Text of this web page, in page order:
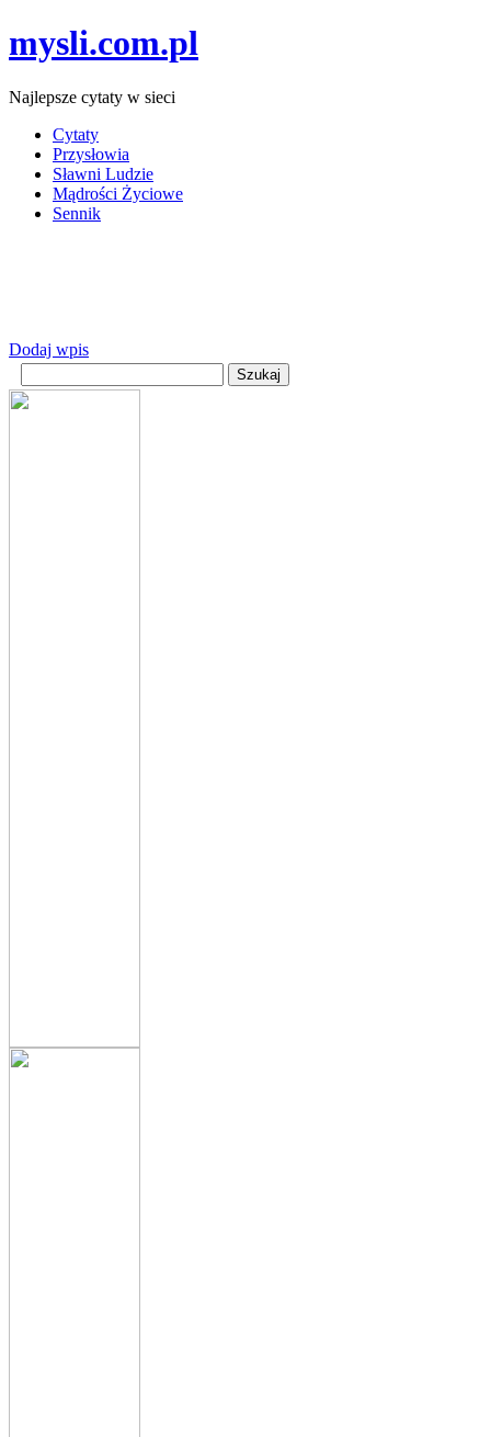
mysli.com.pl
Najlepsze cytaty w sieci
Cytaty
Przysłowia
Sławni Ludzie
Mądrości Życiowe
Sennik
Dodaj wpis